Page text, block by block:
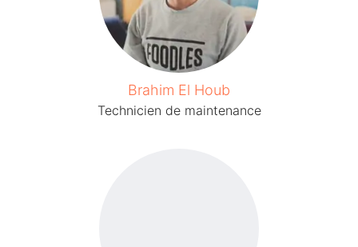
Brahim El Houb
Technicien de maintenance